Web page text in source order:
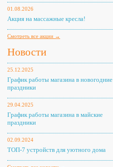
01.08.2026
Акция на массажные кресла!
Смотреть все акции →
Новости
25.12.2025
График работы магазина в новогодние
праздники
29.04.2025
График работы магазина в майские
праздники
02.09.2024
ТОП-7 устройств для уютного дома